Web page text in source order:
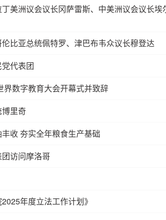
美洲议会议长冈萨雷斯、中美洲议会议长埃
比亚总统佩特罗、津巴布韦众议长穆登达
代表团
界数字教育大会开幕式并致辞
里奇
收 夯实全年粮食生产基础
访问摩洛哥
年度立法工作计划》